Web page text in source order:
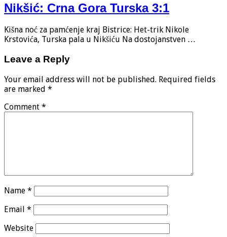
Nikšić: Crna Gora Turska 3:1
Kišna noć za pamćenje kraj Bistrice: Het-trik Nikole
Krstovića, Turska pala u Nikšiću Na dostojanstven …
Leave a Reply
Your email address will not be published. Required fields
are marked *
Comment *
Name *
Email *
Website